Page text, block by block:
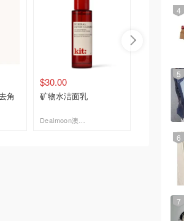
角
$30.00
矿物水洁面乳
Kit: For
面乳面霜套
Dealmoon澳新省钱快报
去